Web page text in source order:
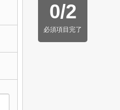
0/2
必須項目完了